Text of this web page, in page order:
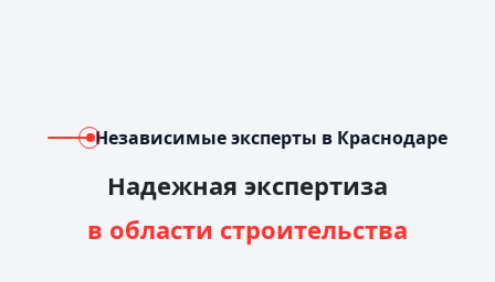
Независимые эксперты в Краснодаре
Надежная экспертиза
в области строительства